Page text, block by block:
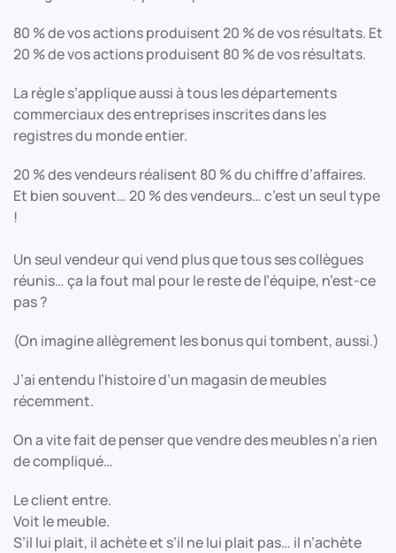
80 % de vos actions produisent 20 % de vos résultats. Et
20 % de vos actions produisent 80 % de vos résultats.
La règle s’applique aussi à tous les départements
commerciaux des entreprises inscrites dans les
registres du monde entier.
20 % des vendeurs réalisent 80 % du chiffre d’affaires.
Et bien souvent… 20 % des vendeurs… c’est un seul type
!
Un seul vendeur qui vend plus que tous ses collègues
réunis… ça la fout mal pour le reste de l’équipe, n’est-ce
pas ?
(On imagine allègrement les bonus qui tombent, aussi.)
J’ai entendu l’histoire d’un magasin de meubles
récemment.
On a vite fait de penser que vendre des meubles n’a rien
de compliqué…
Le client entre.
Voit le meuble.
S’il lui plait, il achète et s’il ne lui plait pas… il n’achète